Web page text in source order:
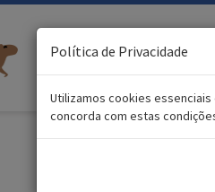
Política de Privacidade
Utilizamos cookies
concorda com estas